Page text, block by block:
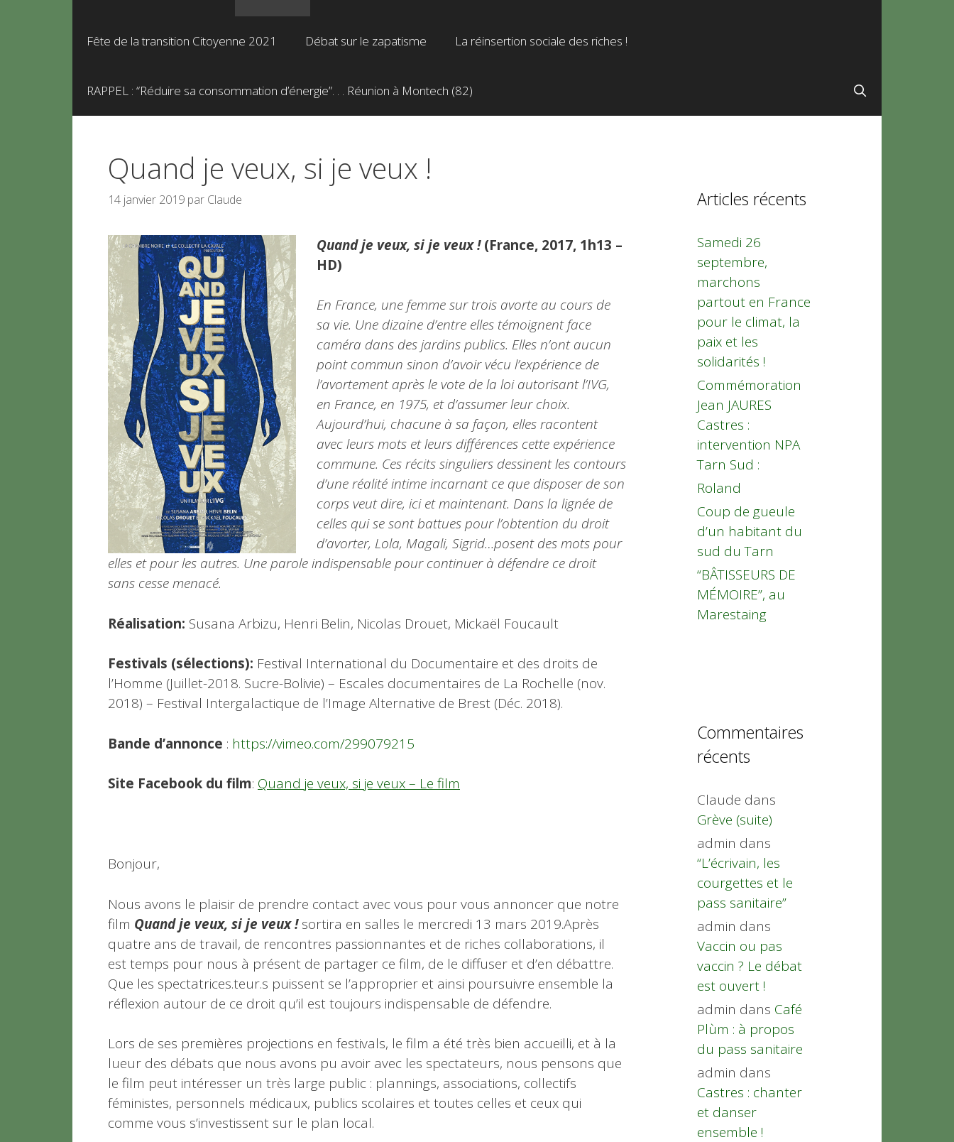
Fête de la transition Citoyenne 2021 Débat sur le zapatisme La réinsertion sociale des riches !
RAPPEL : “Réduire sa consommation d’énergie”. . . Réunion à Montech (82)
Quand je veux, si je veux !
14 janvier 2019 par Claude
Quand je veux, si je veux !(France, 2017, 1h13 –
HD)
En France, une femme sur trois avorte au cours de
sa vie. Une dizaine d’entre elles témoignent face
caméra dans des jardins publics. Elles n’ont aucun
point commun sinon d’avoir vécu l’expérience de
l’avortement après le vote de la loi autorisant l’IVG,
en France, en 1975, et d’assumer leur choix.
Aujourd’hui, chacune à sa façon, elles racontent
avec leurs mots et leurs différences cette expérience
commune. Ces récits singuliers dessinent les contours
d’une réalité intime incarnant ce que disposer de son
corps veut dire, ici et maintenant. Dans la lignée de
celles qui se sont battues pour l’obtention du droit
d’avorter, Lola, Magali, Sigrid…posent des mots pour
elles et pour les autres. Une parole indispensable pour continuer à défendre ce droit
sans cesse menacé.
Réalisation: Susana Arbizu, Henri Belin, Nicolas Drouet, Mickaël Foucault
Festivals (sélections): Festival International du Documentaire et des droits de
l’Homme (Juillet-2018. Sucre-Bolivie) – Escales documentaires de La Rochelle (nov.
2018) – Festival Intergalactique de l’Image Alternative de Brest (Déc. 2018).
Bande d’annonce : https://vimeo.com/299079215
Site Facebook du film: Quand je veux, si je veux – Le film
Bonjour,
Nous avons le plaisir de prendre contact avec vous pour vous annoncer que notre
film Quand je veux, si je veux !sortira en salles le mercredi 13 mars 2019.Après
quatre ans de travail, de rencontres passionnantes et de riches collaborations, il
est temps pour nous à présent de partager ce film, de le diffuser et d’en débattre.
Que les spectatrices.teur.s puissent se l’approprier et ainsi poursuivre ensemble la
réflexion autour de ce droit qu’il est toujours indispensable de défendre.
Lors de ses premières projections en festivals, le film a été très bien accueilli, et à la
lueur des débats que nous avons pu avoir avec les spectateurs, nous pensons que
le film peut intéresser un très large public : plannings, associations, collectifs
féministes, personnels médicaux, publics scolaires et toutes celles et ceux qui
comme vous s’investissent sur le plan local.
Articles récents
Samedi 26
septembre,
marchons
partout en France
pour le climat, la
paix et les
solidarités !
Commémoration
Jean JAURES
Castres :
intervention NPA
Tarn Sud :
Roland
Coup de gueule
d’un habitant du
sud du Tarn
“BÂTISSEURS DE
MÉMOIRE”, au
Marestaing
Commentaires
récents
Claude dans
Grève (suite)
admin dans
“L’écrivain, les
courgettes et le
pass sanitaire”
admin dans
Vaccin ou pas
vaccin ? Le débat
est ouvert !
admin dans Café
Plùm : à propos
du pass sanitaire
admin dans
Castres : chanter
et danser
ensemble !